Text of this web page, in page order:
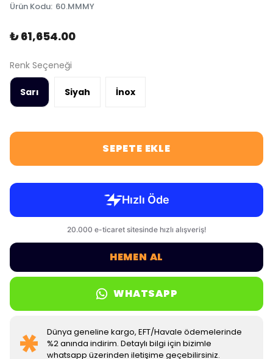
Ürün Kodu: 60.MMMY
₺ 61,654.00
Renk Seçeneği
Sarı Siyah İnox
SEPETE EKLE
HEMEN AL
WHATSAPP
Dünya geneline kargo, EFT/Havale ödemelerinde
%2 anında indirim. Detaylı bilgi için bizimle
whatsapp üzerinden iletişime geçebilirsiniz.